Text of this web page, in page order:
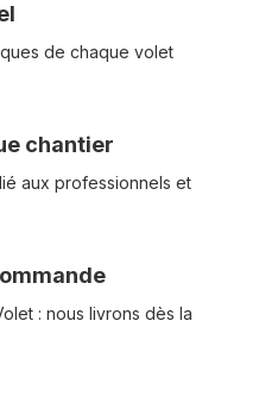
de chaque volet
chantier
aux professionnels et
: nous livrons dès la